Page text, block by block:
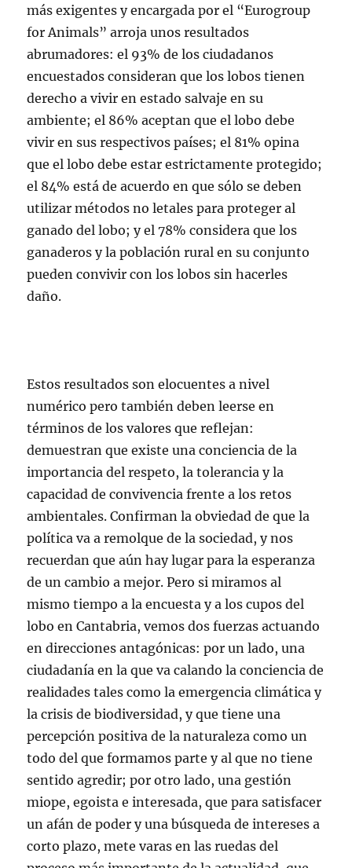
más exigentes y encargada por el “Eurogroup
for Animals” arroja unos resultados
abrumadores: el 93% de los ciudadanos
encuestados consideran que los lobos tienen
derecho a vivir en estado salvaje en su
ambiente; el 86% aceptan que el lobo debe
vivir en sus respectivos países; el 81% opina
que el lobo debe estar estrictamente protegido;
el 84% está de acuerdo en que sólo se deben
utilizar métodos no letales para proteger al
ganado del lobo; y el 78% considera que los
ganaderos y la población rural en su conjunto
pueden convivir con los lobos sin hacerles
daño.
Estos resultados son elocuentes a nivel
numérico pero también deben leerse en
términos de los valores que reflejan:
demuestran que existe una conciencia de la
importancia del respeto, la tolerancia y la
capacidad de convivencia frente a los retos
ambientales. Confirman la obviedad de que la
política va a remolque de la sociedad, y nos
recuerdan que aún hay lugar para la esperanza
de un cambio a mejor. Pero si miramos al
mismo tiempo a la encuesta y a los cupos del
lobo en Cantabria, vemos dos fuerzas actuando
en direcciones antagónicas: por un lado, una
ciudadanía en la que va calando la conciencia de
realidades tales como la emergencia climática y
la crisis de biodiversidad, y que tiene una
percepción positiva de la naturaleza como un
todo del que formamos parte y al que no tiene
sentido agredir; por otro lado, una gestión
miope, egoista e interesada, que para satisfacer
un afán de poder y una búsqueda de intereses a
corto plazo, mete varas en las ruedas del